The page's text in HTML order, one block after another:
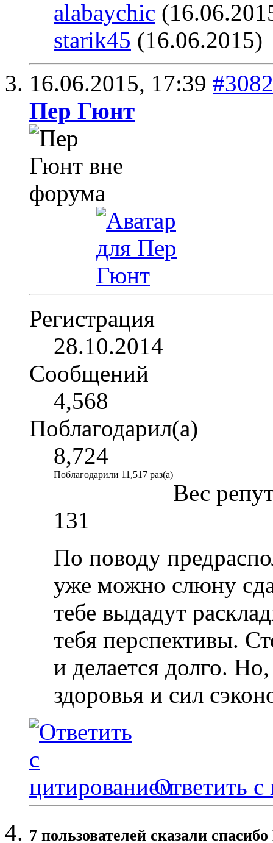
alabaychic
starik45 (16.06.2015)
16.06.2015, 17:39 #3082
Пер Гюнт
Регистрация
28.10.2014
Сообщений
4,568
Поблагодарил(а)
8,724
Поблагодарили 11,517 раз(а)
Вес
131
По поводу
уже можно слюну
тебе выдадут
тебя перспективы.
и делается долго.
здоровья и сил
Ответить с
7 пользователей сказали